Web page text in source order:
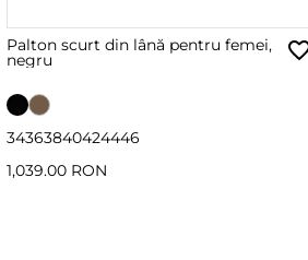
Palton scurt din lână pentru femei,
negru
34363840424446
1,039.00 RON